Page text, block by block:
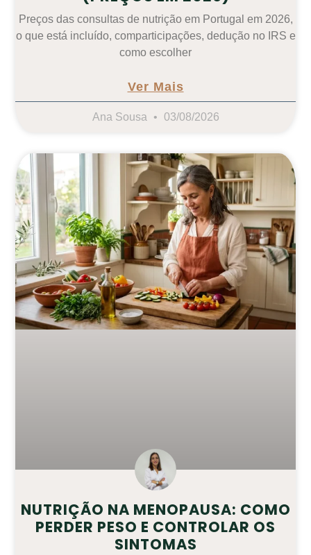
Preços das consultas de nutrição em Portugal em 2026,
o que está incluído, comparticipações, dedução no IRS e
como escolher
Ver Mais
Ana Sousa 03/08/2026
NUTRIÇÃO NA MENOPAUSA: COMO
PERDER PESO E CONTROLAR OS
SINTOMAS